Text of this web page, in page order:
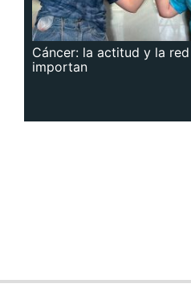
Cáncer: la actitud y la
importan